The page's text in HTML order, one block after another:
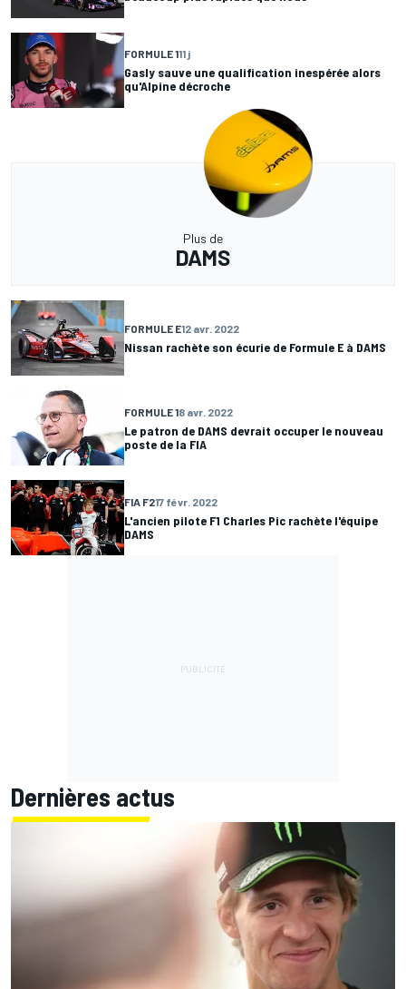
FORMULE 111 j
Gasly sauve une qualification inespérée alors
qu'Alpine décroche
Plus de
DAMS
FORMULE E12 avr. 2022
Nissan rachète son écurie de Formule E à DAMS
FORMULE 18 avr. 2022
Le patron de DAMS devrait occuper le nouveau
poste de la FIA
FIA F217 févr. 2022
L'ancien pilote F1 Charles Pic rachète l'équipe
DAMS
Dernières actus